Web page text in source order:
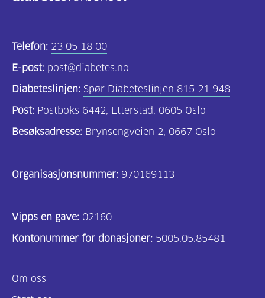
Telefon: 23 05 18 00
E-post: post@diabetes.no
Diabeteslinjen: Spør Diabeteslinjen 815 21 948
Post: Postboks 6442, Etterstad, 0605 Oslo
Besøksadresse: Brynsengveien 2, 0667 Oslo
Organisasjonsnummer: 970169113
Vipps en gave: 02160
Kontonummer for donasjoner: 5005.05.85481
Om oss